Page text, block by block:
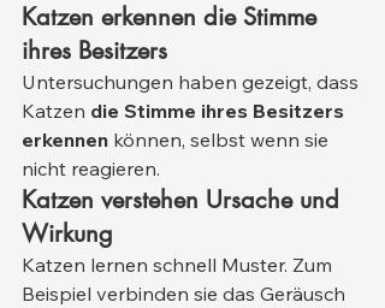
Katzen erkennen die Stimme
ihres Besitzers
Untersuchungen haben gezeigt, dass
Katzen die Stimme ihres Besitzers
erkennen können, selbst wenn sie
nicht reagieren.
Katzen verstehen Ursache und
Wirkung
Katzen lernen schnell Muster. Zum
Beispiel verbinden sie das Geräusch